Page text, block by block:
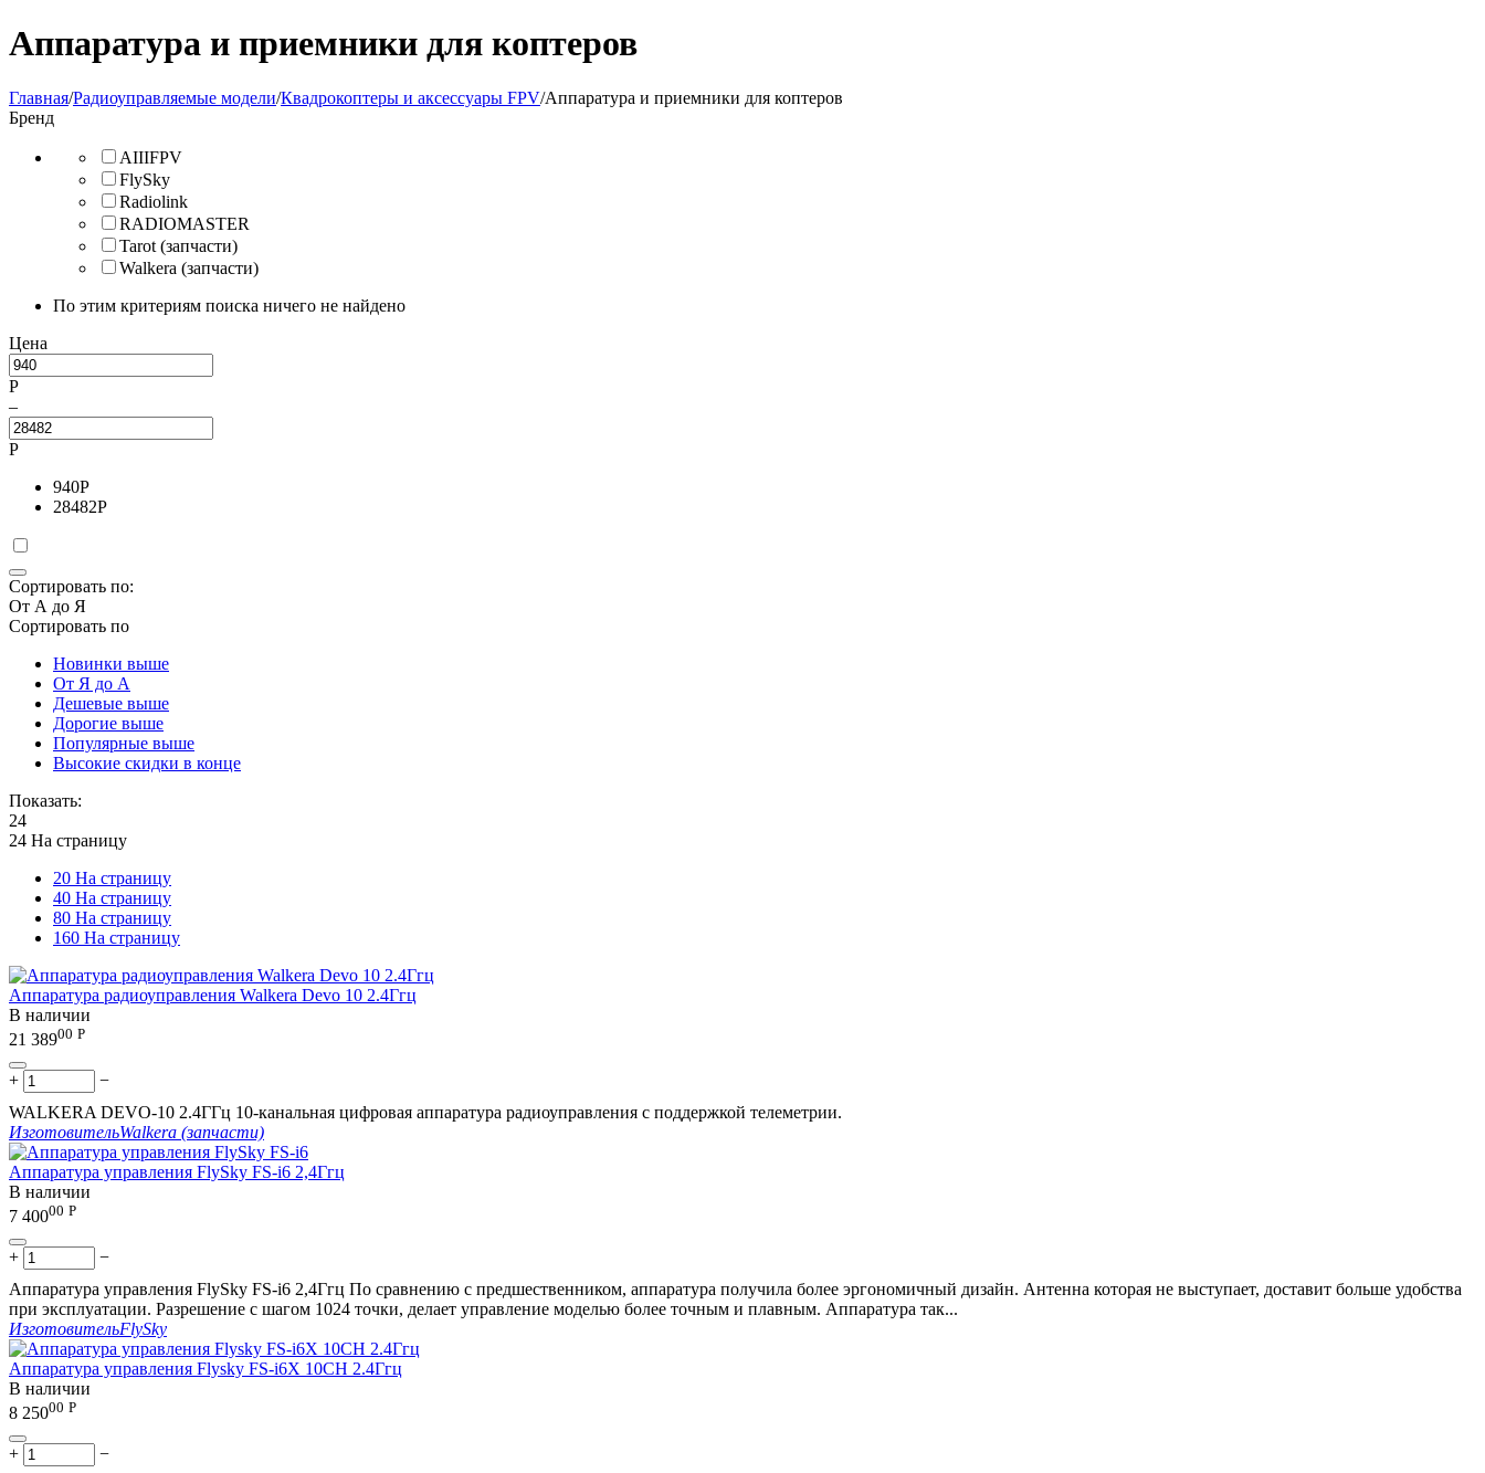
Аппаратура и приемники для коптеров
Главная/Радиоуправляемые модели/Квадрокоптеры и аксессуары FPV/Аппаратура и приемники для коптеров
Бренд
AIIIFPV
FlySky
Radiolink
RADIOMASTER
Tarot (запчасти)
Walkera (запчасти)
По этим критериям поиска ничего не найдено
Цена
Р
–
Р
940Р
28482Р
Сортировать по:
От А до Я
Сортировать по
Новинки выше
От Я до А
Дешевые выше
Дорогие выше
Популярные выше
Высокие скидки в конце
Показать:
24
24 На страницу
20 На страницу
40 На страницу
80 На страницу
160 На страницу
Аппаратура радиоуправления Walkera Devo 10 2.4Ггц
В наличии
21 38900 Р
+
−
WALKERA DEVO-10 2.4ГГц 10-канальная цифровая аппаратура радиоуправления с поддержкой телеметрии.
ИзготовительWalkera (запчасти)
Аппаратура управления FlySky FS-i6 2,4Ггц
В наличии
7 40000 Р
+
−
Аппаратура управления FlySky FS-i6 2,4Ггц По сравнению с предшественником, аппаратура получила более эргономичный дизайн. Антенна которая не выступает, доставит больше удобства
при эксплуатации. Разрешение с шагом 1024 точки, делает управление моделью более точным и плавным. Аппаратура так...
ИзготовительFlySky
Аппаратура управления Flysky FS-i6X 10CH 2.4Ггц
В наличии
8 25000 Р
+ −